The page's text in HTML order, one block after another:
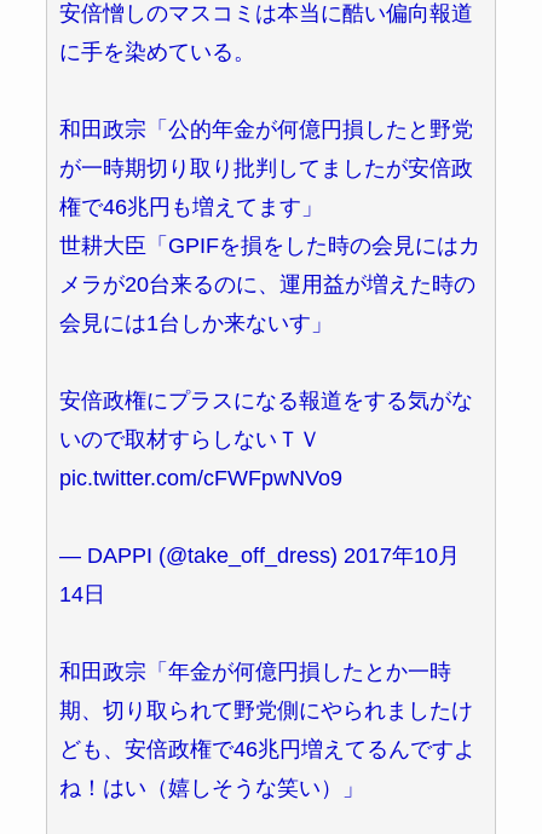
安倍憎しのマスコミは本当に酷い偏向報道
に手を染めている。
和田政宗「公的年金が何億円損したと野党
が一時期切り取り批判してましたが安倍政
権で46兆円も増えてます」
世耕大臣「GPIFを損をした時の会見にはカ
メラが20台来るのに、運用益が増えた時の
会見には1台しか来ないす」
安倍政権にプラスになる報道をする気がな
いので取材すらしないＴＶ
pic.twitter.com/cFWFpwNVo9
— DAPPI (@take_off_dress) 2017年10月
14日
和田政宗「年金が何億円損したとか一時
期、切り取られて野党側にやられましたけ
ども、安倍政権で46兆円増えてるんですよ
ね！はい（嬉しそうな笑い）」